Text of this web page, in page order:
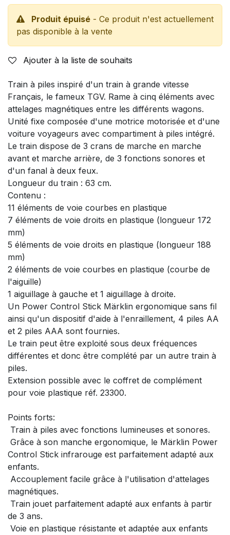
Produit épuisé - Ce produit n'est actuellement
pas disponible à la vente
Ajouter à la liste de souhaits
Train à piles inspiré d'un train à grande vitesse
Français, le fameux TGV. Rame à cinq éléments avec
attelages magnétiques entre les différents wagons.
Unité fixe composée d'une motrice motorisée et d'une
voiture voyageurs avec compartiment à piles intégré.
Le train dispose de 3 crans de marche en marche
avant et marche arrière, de 3 fonctions sonores et
d'un fanal à deux feux.
Longueur du train : 63 cm.
Contenu :
11 éléments de voie courbes en plastique
7 éléments de voie droits en plastique (longueur 172
mm)
5 éléments de voie droits en plastique (longueur 188
mm)
2 éléments de voie courbes en plastique (courbe de
l'aiguille)
1 aiguillage à gauche et 1 aiguillage à droite.
Un Power Control Stick Märklin ergonomique sans fil
ainsi qu'un dispositif d'aide à l'enraillement, 4 piles AA
et 2 piles AAA sont fournies.
Le train peut être exploité sous deux fréquences
différentes et donc être complété par un autre train à
piles.
Extension possible avec le coffret de complément
pour voie plastique réf. 23300.
Points forts:
 Train à piles avec fonctions lumineuses et sonores.
 Grâce à son manche ergonomique, le Märklin Power
Control Stick infrarouge est parfaitement adapté aux
enfants.
 Accouplement facile grâce à l'utilisation d'attelages
magnétiques.
 Train jouet parfaitement adapté aux enfants à partir
de 3 ans.
 Voie en plastique résistante et adaptée aux enfants